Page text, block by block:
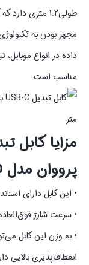
طولی1.2 متری
مجهز بودن به
داده در انواع
مناسب است.
پرووان مدل PCC325PD
• این کابل دارای
• سرعت شارژ
انعطاف‌پذیری بالایی